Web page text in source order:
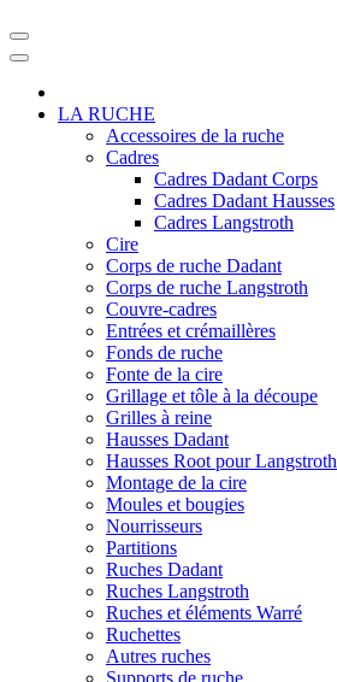
LA RUCHE
Accessoires de la ruche
Cadres
Cadres Dadant Corps
Cadres Dadant Hausses
Cadres Langstroth
Cire
Corps de ruche Dadant
Corps de ruche Langstroth
Couvre-cadres
Entrées et crémaillères
Fonds de ruche
Fonte de la cire
Grillage et tôle à la découpe
Grilles à reine
Hausses Dadant
Hausses Root pour Langstroth
Montage de la cire
Moules et bougies
Nourrisseurs
Partitions
Ruches Dadant
Ruches Langstroth
Ruches et éléments Warré
Ruchettes
Autres ruches
Supports de ruche